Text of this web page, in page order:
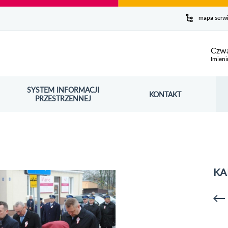
mapa
SYSTEM INFORMACJI
PRZESTRZENNEJ
OTWORZY SIĘ W NOWYM OKNIE KONTAKT